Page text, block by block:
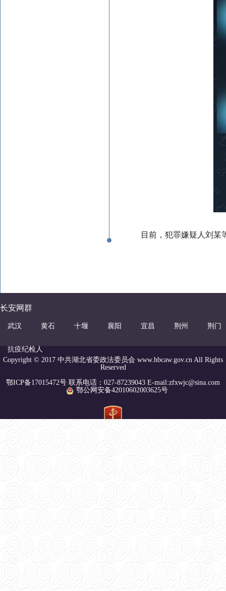
目前，犯罪嫌疑人刘某
长安网群
武汉 黄石 十堰 襄阳 宜昌 荆州 荆门
抗疫纪检人
Copyright © 2017 中共湖北省委政法委员会 www.hbcaw.gov.cn All Rights
Reserved
鄂ICP备17015472号 联系电话：027-87239043 E-mail:zfxwjc@sina.com
鄂公网安备42010602003625号